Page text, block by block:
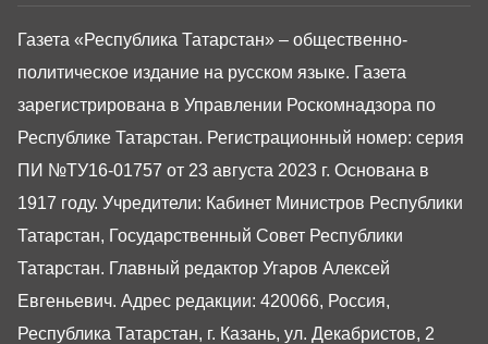
Газета «Республика Татарстан» – общественно-
политическое издание на русском языке. Газета
зарегистрирована в Управлении Роскомнадзора по
Республике Татарстан. Регистрационный номер: серия
ПИ №ТУ16-01757 от 23 августа 2023 г. Основана в
1917 году. Учредители: Кабинет Министров Республики
Татарстан, Государственный Совет Республики
Татарстан. Главный редактор Угаров Алексей
Евгеньевич. Адрес редакции: 420066, Россия,
Республика Татарстан, г. Казань, ул. Декабристов, 2